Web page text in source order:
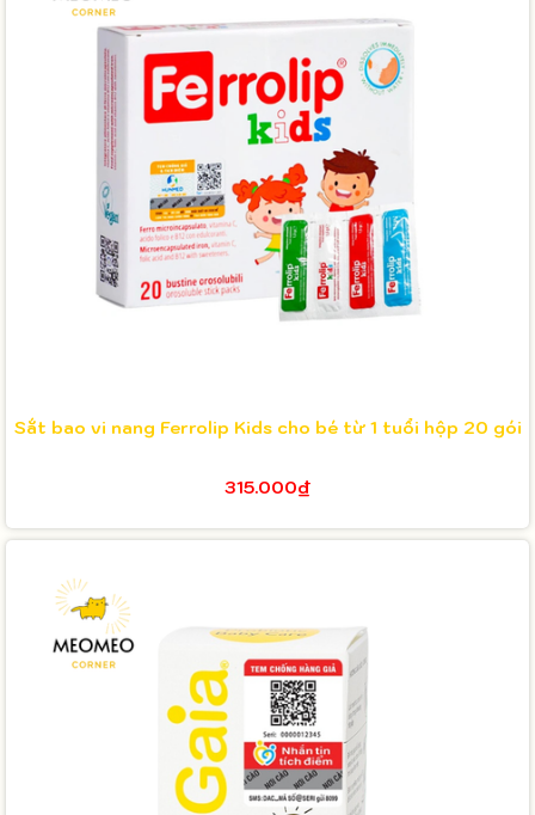
Sắt bao vi nang Ferrolip Kids cho bé từ 1 tuổi hộp 20 gói
315.000₫